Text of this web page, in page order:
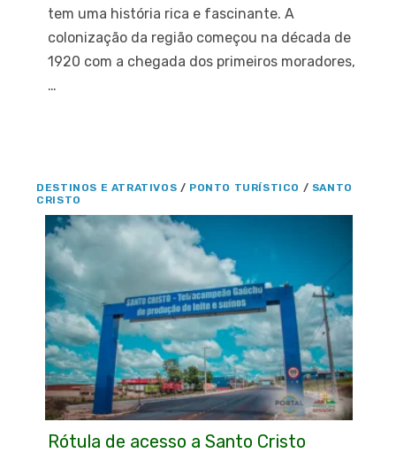
tem uma história rica e fascinante. A
colonização da região começou na década de
1920 com a chegada dos primeiros moradores,
…
DESTINOS E ATRATIVOS / PONTO TURÍSTICO / SANTO
CRISTO
Rótula de acesso a Santo Cristo